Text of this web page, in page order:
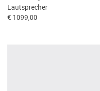
Lautsprecher
€ 1099,00